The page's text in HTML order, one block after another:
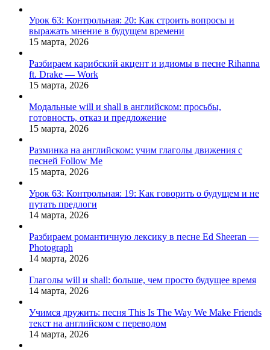
Урок 63: Контрольная: 20: Как строить вопросы и
выражать мнение в будущем времени
15 марта, 2026
Разбираем карибский акцент и идиомы в песне Rihanna
ft. Drake — Work
15 марта, 2026
Модальные will и shall в английском: просьбы,
готовность, отказ и предложение
15 марта, 2026
Разминка на английском: учим глаголы движения с
песней Follow Me
15 марта, 2026
Урок 63: Контрольная: 19: Как говорить о будущем и не
путать предлоги
14 марта, 2026
Разбираем романтичную лексику в песне Ed Sheeran —
Photograph
14 марта, 2026
Глаголы will и shall: больше, чем просто будущее время
14 марта, 2026
Учимся дружить: песня This Is The Way We Make Friends
текст на английском с переводом
14 марта, 2026